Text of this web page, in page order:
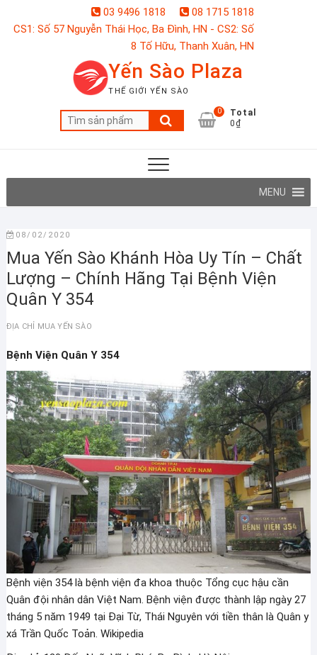
03 9496 1818
08 1715 1818
CS1: Số 57 Nguyễn Thái Học, Ba Đình, HN - CS2: Số
8 Tố Hữu, Thanh Xuân, HN
Yến Sào Plaza
THẾ GIỚI YẾN SÀO
Tìm
kiếm:
0
Total
0₫
MENU
08/02/2020
Mua Yến Sào Khánh Hòa Uy Tín – Chất
Lượng – Chính Hãng Tại Bệnh Viện
Quân Y 354
ĐỊA CHỈ MUA YẾN SÀO
Bệnh Viện Quân Y 354
Bệnh viện 354 là bệnh viện đa khoa thuộc Tổng cục hậu cần
Quân đội nhân dân Việt Nam. Bệnh viện được thành lập ngày 27
tháng 5 năm 1949 tại Đại Từ, Thái Nguyên với tiền thân là Quân y
xá Trần Quốc Toản. Wikipedia